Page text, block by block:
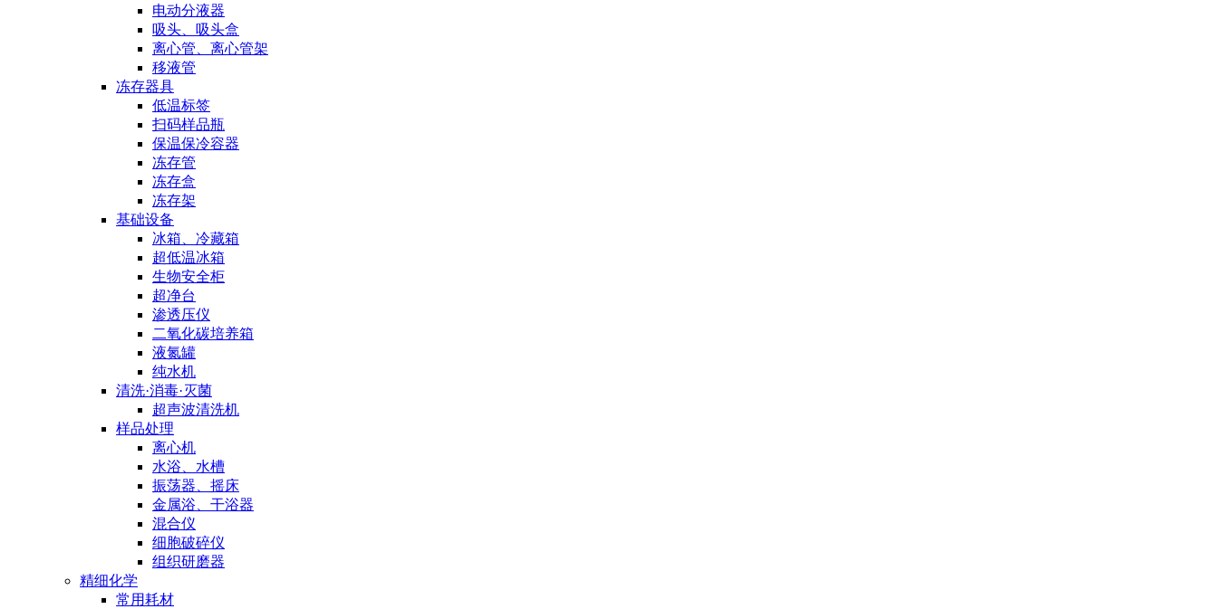
电动分液器
吸头、吸头盒
离心管、离心管架
移液管
冻存器具
低温标签
扫码样品瓶
保温保冷容器
冻存管
冻存盒
冻存架
基础设备
冰箱、冷藏箱
超低温冰箱
生物安全柜
超净台
渗透压仪
二氧化碳培养箱
液氮罐
纯水机
清洗·消毒·灭菌
超声波清洗机
样品处理
离心机
水浴、水槽
振荡器、摇床
金属浴、干浴器
混合仪
细胞破碎仪
组织研磨器
精细化学
常用耗材